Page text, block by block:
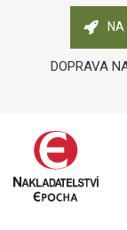
DOPRAVA